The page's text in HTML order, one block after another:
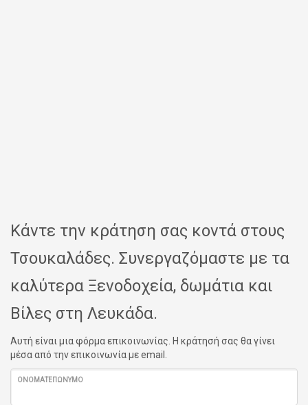
Κάντε την κράτηση σας κοντά στους
Τσουκαλάδες. Συνεργαζόμαστε με τα
καλύτερα Ξενοδοχεία, δωμάτια και
Βίλες στη Λευκάδα.
Αυτή είναι μια φόρμα επικοινωνίας. Η κράτησή σας θα γίνει
μέσα από την επικοινωνία με email.
ΟΝΟΜΑΤΕΠΏΝΥΜΟ